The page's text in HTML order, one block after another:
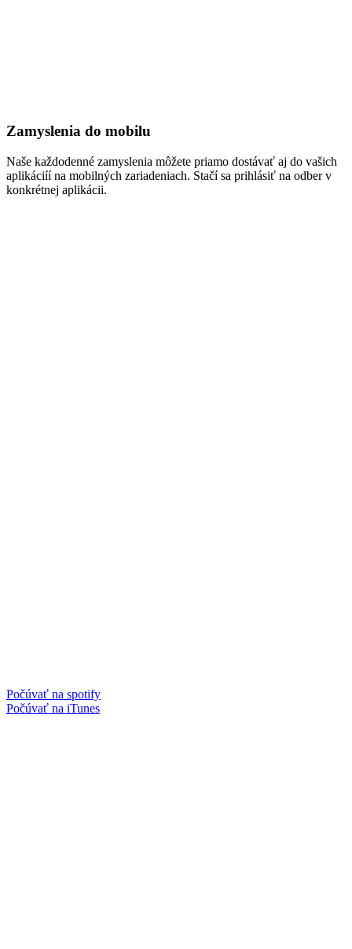
Zamyslenia do mobilu
Naše každodenné zamyslenia môžete priamo dostávať aj do vašich
aplikáciíí na mobilných zariadeniach. Stačí sa prihlásiť na odber v
konkrétnej aplikácii.
Počúvať na spotify
Počúvať na iTunes